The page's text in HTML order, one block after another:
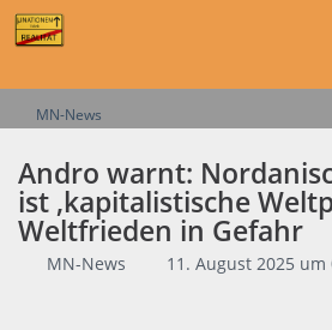
MN-News
Andro warnt:
ist ‚kapitalistische
Weltfrieden in Gefahr
MN-News 11. August 2025 um